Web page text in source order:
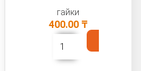
гайки
400.00 ₸